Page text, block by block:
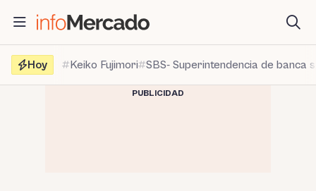
contenido
Hoy
Keiko Fujimori SBS- Superintendencia de banca
PUBLICIDAD